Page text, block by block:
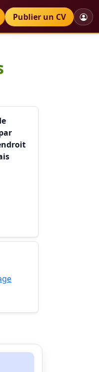
annonces
Publier un CV
sciences et 3 ans